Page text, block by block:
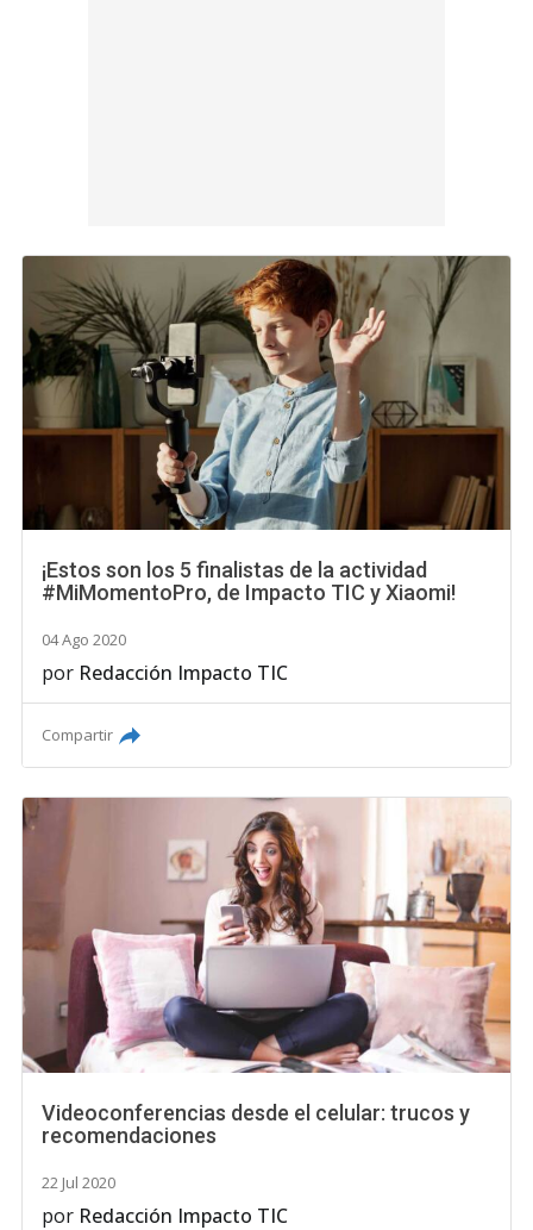
¡Estos son los 5 finalistas de la actividad
#MiMomentoPro, de Impacto TIC y Xiaomi!
04 Ago 2020
por Redacción Impacto TIC
Compartir
Videoconferencias desde el celular: trucos y
recomendaciones
22 Jul 2020
por Redacción Impacto TIC